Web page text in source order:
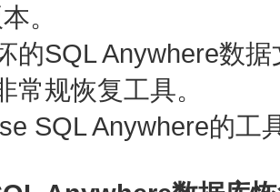
。
的SQL Anywhere数
常规恢复工具。
SQL Anywhere的工